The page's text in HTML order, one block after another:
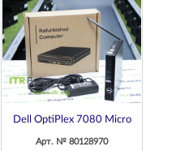
Dell OptiPlex 7080 Micro
Арт. № 80128970